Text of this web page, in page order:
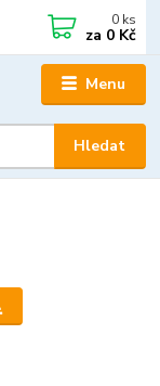
Menu
Hledat
0 ks
za 0 Kč